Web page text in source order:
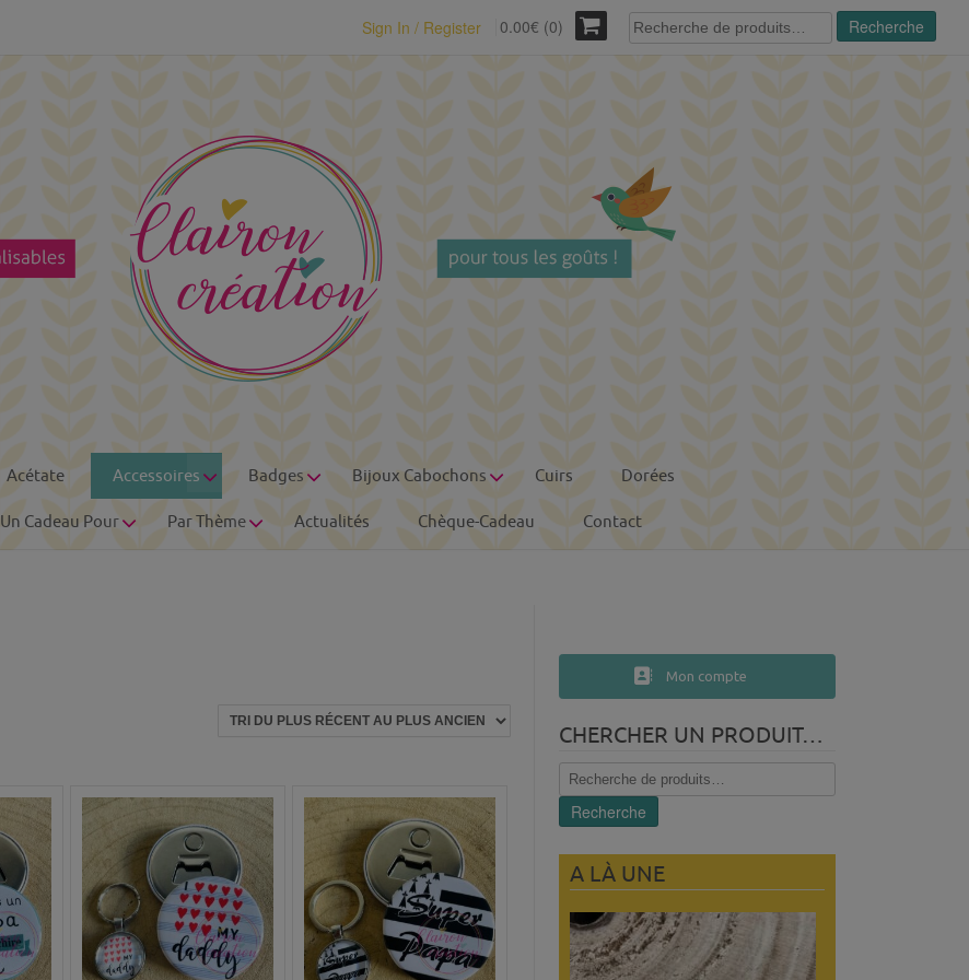
Sign In / Register 0.00€ (0)
Recherche
pour :
Recherche
Acétate Accessoires Badges Bijoux Cabochons Cuirs Dorées
Un Cadeau Pour Par Thème Actualités Chèque-Cadeau Contact
Mon compte
CHERCHER UN PRODUIT…
Recherche
pour :
Recherche
A LÀ UNE